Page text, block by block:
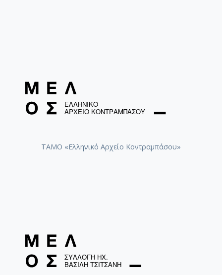
ΤΑΜΟ «Ελληνικό Αρχείο Κοντραμπάσου»